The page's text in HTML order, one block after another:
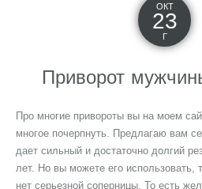
ОКТ
23
Г
Приворот
Про многие привороты вы на моем
многое почерпнуть. Предлагаю вам
дает сильный и достаточно долгий
лет. Но вы можете его использовать,
нет серьезной соперницы. То есть